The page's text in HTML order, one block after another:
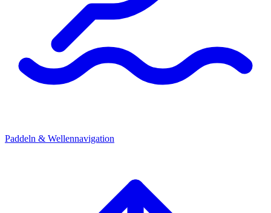
Paddeln & Wellennavigation